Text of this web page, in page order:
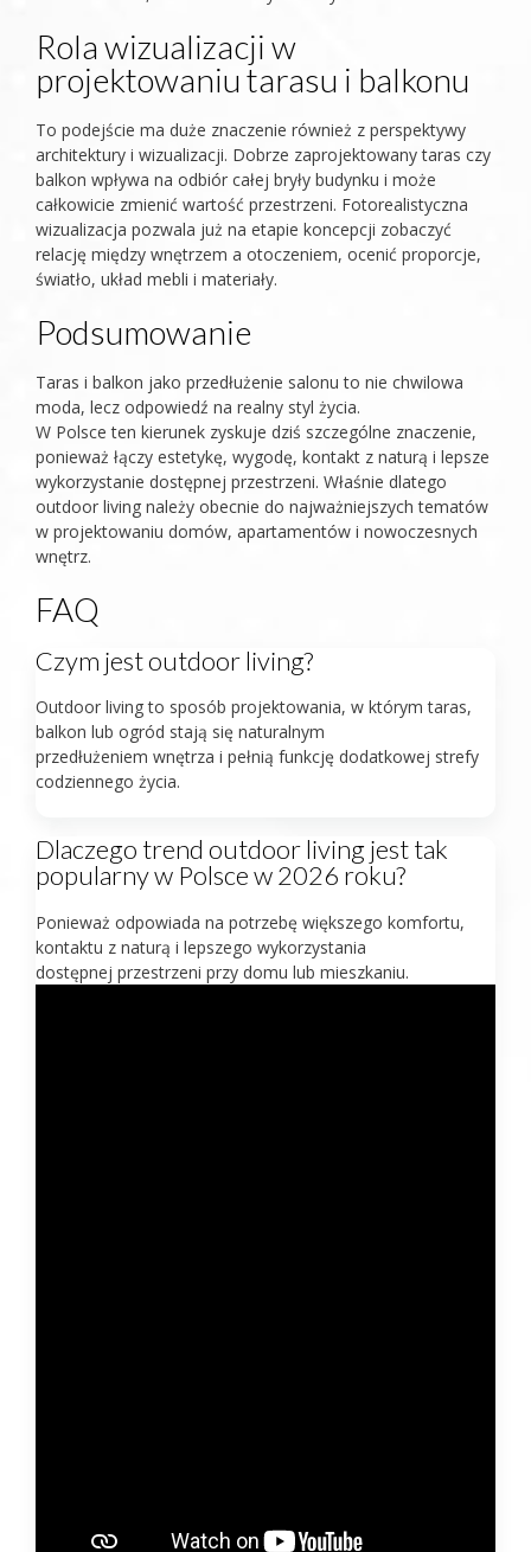
Rola wizualizacji w
projektowaniu tarasu i balkonu
To podejście ma duże znaczenie również z perspektywy
architektury i wizualizacji. Dobrze zaprojektowany taras czy
balkon wpływa na odbiór całej bryły budynku i może
całkowicie zmienić wartość przestrzeni. Fotorealistyczna
wizualizacja pozwala już na etapie koncepcji zobaczyć
relację między wnętrzem a otoczeniem, ocenić proporcje,
światło, układ mebli i materiały.
Podsumowanie
Taras i balkon jako przedłużenie salonu to nie chwilowa
moda, lecz odpowiedź na realny styl życia.
W Polsce ten kierunek zyskuje dziś szczególne znaczenie,
ponieważ łączy estetykę, wygodę, kontakt z naturą i lepsze
wykorzystanie dostępnej przestrzeni. Właśnie dlatego
outdoor living należy obecnie do najważniejszych tematów
w projektowaniu domów, apartamentów i nowoczesnych
wnętrz.
FAQ
Czym jest outdoor living?
Outdoor living to sposób projektowania, w którym taras,
balkon lub ogród stają się naturalnym
przedłużeniem wnętrza i pełnią funkcję dodatkowej strefy
codziennego życia.
Dlaczego trend outdoor living jest tak
popularny w Polsce w 2026 roku?
Ponieważ odpowiada na potrzebę większego komfortu,
kontaktu z naturą i lepszego wykorzystania
dostępnej przestrzeni przy domu lub mieszkaniu.